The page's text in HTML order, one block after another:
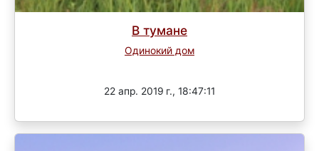
В тумане
Одинокий дом
22 апр. 2019 г., 18:47:11